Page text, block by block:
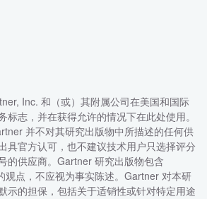
Inc. 和（或）其附属公司在美国和国际
标志，并在获得允许的情况下在此处使用。
并不对其研究出版物中所描述的任何供
具官方认可，也不建议技术用户只选择评分
的供应商。Gartner 研究出版物包含
观点，不应视为事实陈述。Gartner 对本研
示的担保，包括关于适销性或针对特定用途